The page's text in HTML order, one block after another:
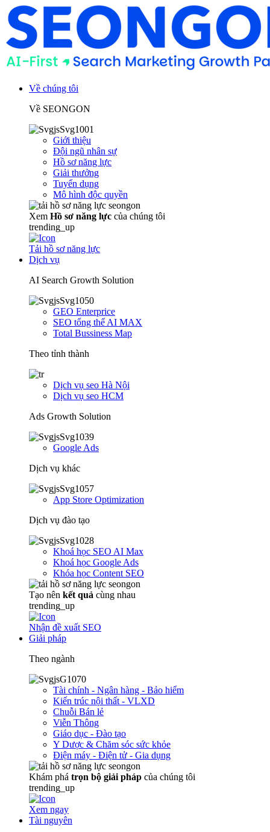
Về chúng tôi
Về SEONGON
Giới thiệu
Đội ngũ nhân sự
Hồ sơ năng lực
Giải thưởng
Tuyển dụng
Mô hình độc quyền
Xem Hồ sơ năng lực của chúng tôi
trending_up
Tải hồ sơ năng lực
Dịch vụ
AI Search Growth Solution
GEO Enterprice
SEO tổng thể AI MAX
Total Bussiness Map
Theo tỉnh thành
Dịch vụ seo Hà Nội
Dịch vụ seo HCM
Ads Growth Solution
Google Ads
Dịch vụ khác
App Store Optimization
Dịch vụ đào tạo
Khoá học SEO AI Max
Khoá học Google Ads
Khóa học Content SEO
Tạo nên kết quả cùng nhau
trending_up
Nhận đề xuất SEO
Giải pháp
Theo ngành
Tài chính - Ngân hàng - Bảo hiểm
Kiến trúc nội thất - VLXD
Chuỗi Bán lẻ
Viễn Thông
Giáo dục - Đào tạo
Y Dược & Chăm sóc sức khỏe
Điện máy - Điện tử - Gia dụng
Khám phá trọn bộ giải pháp của chúng tôi
trending_up
Xem ngay
Tài nguyên